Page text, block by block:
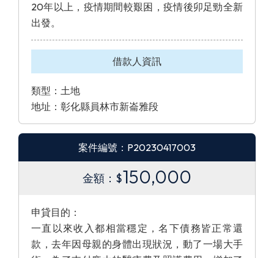
20年以上，疫情期間較艱困，疫情後卯足勁全新
出發。
借款人資訊
類型：土地
地址：彰化縣員林市新崙雅段
案件編號：P20230417003
金額：$150,000
申貸目的：
一直以來收入都相當穩定，名下債務皆正常還
款，去年因母親的身體出現狀況，動了一場大手